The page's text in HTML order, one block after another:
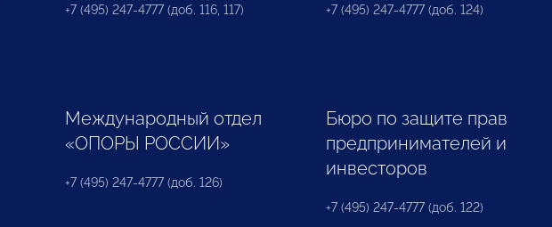
+7 (495) 247-4777 (доб. 116, 117) +7 (495) 247-4777 (доб. 124)
Международный отдел
«ОПОРЫ РОССИИ»
+7 (495) 247-4777 (доб. 126)
Бюро по защите прав
предпринимателей и
инвесторов
+7 (495) 247-4777 (доб. 122)